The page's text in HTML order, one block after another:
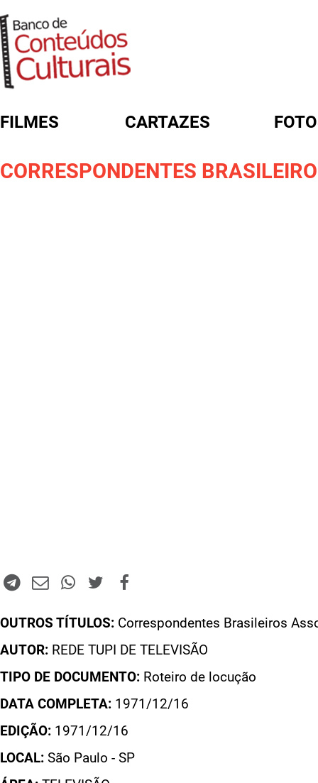
FILMES CARTAZES
CORRESPONDENTES
OUTROS TÍTULOS: Correspondentes Brasileiros
AUTOR: REDE TUPI DE TELEVISÃO
TIPO DE DOCUMENTO: Roteiro de locução
DATA COMPLETA: 1971/12/16
EDIÇÃO: 1971/12/16
LOCAL: São Paulo - SP
FORMULÁRIO DE BUSCA